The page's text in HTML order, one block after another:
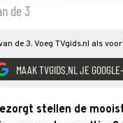
de 3
de 3. Voeg TVgids.nl als
MAAK TVGIDS.NL JE
stellen de